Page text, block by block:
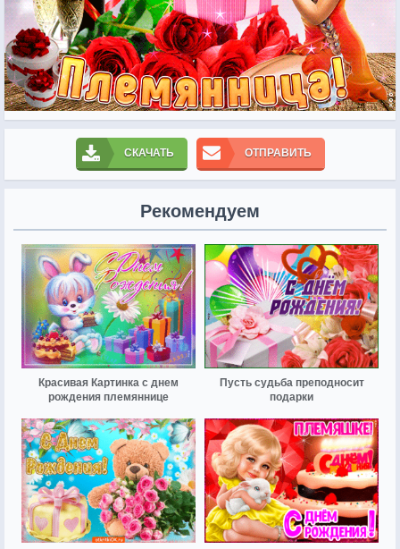
СКАЧАТЬ ОТПРАВИТЬ
Рекомендуем
Красивая Картинка с днем
рождения племяннице
Пусть судьба преподносит
подарки